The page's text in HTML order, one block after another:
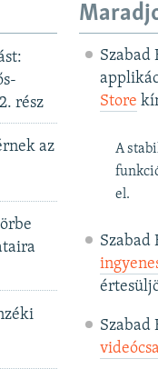
rész
az
Szabad
Store
A
el.
Szabad
Szabad